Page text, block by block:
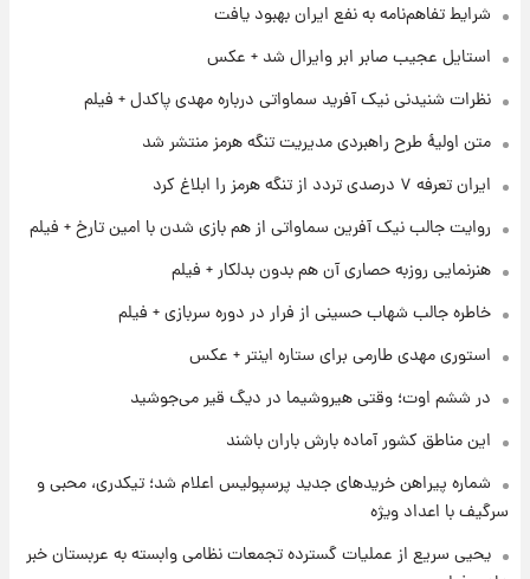
۱ روز پیش
شارژ جدید کالابرگ برای سه دهک؛ جزئیات اعلام
۱ روز پیش
شرایط تازه فروش اقساطی سایپا اعلام شد؛
شاهین، کوییک، اطلس، سهند و ساینا با اقساط
بلندمدت + جدول
سیگنال‌های جدید برای بازار طلا؛ پیش‌بینی
قیمت سکه و طلا فردا
شرایط تفاهم‌نامه به نفع ایران بهبود یافت
استایل عجیب صابر ابر وایرال شد + عکس
نظرات شنیدنی نیک آفرید سماواتی درباره مهدی پاکدل + فیلم
متن اولیۀ طرح راهبردی مدیریت تنگه هرمز منتشر شد
ایران تعرفه ۷ درصدی تردد از تنگه هرمز را ابلاغ کرد
روایت جالب نیک آفرین سماواتی از هم بازی شدن با امین تارخ + فیلم
هنرنمایی روزبه حصاری آن هم بدون بدلکار + فیلم
خاطره جالب شهاب حسینی از فرار در دوره سربازی + فیلم
استوری مهدی طارمی برای ستاره اینتر + عکس
در ششم اوت؛ وقتی هیروشیما در دیگ قیر می‌جوشید
این مناطق کشور آماده بارش باران باشند
شماره پیراهن خریدهای جدید پرسپولیس اعلام شد؛ تیکدری، محبی و
سرگیف با اعداد ویژه
یحیی سریع از عملیات گسترده تجمعات نظامی وابسته به عربستان خبر